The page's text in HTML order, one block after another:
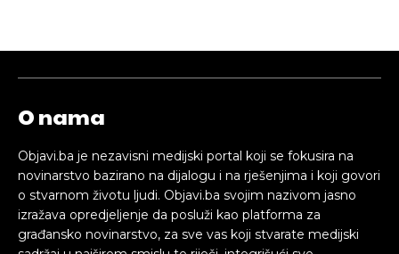
O nama
Objavi.ba je nezavisni medijski portal koji se fokusira na
novinarstvo bazirano na dijalogu i na rješenjima i koji govori
o stvarnom životu ljudi. Objavi.ba svojim nazivom jasno
izražava opredjeljenje da posluži kao platforma za
građansko novinarstvo, za sve vas koji stvarate medijski